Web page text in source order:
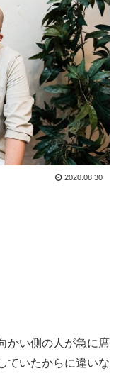
2020.08.30
かい側の人が急に席
ていたからに違いな